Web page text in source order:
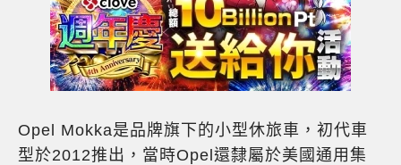
Opel Mokka是品牌旗下的小型休旅車，初代車
型於2012推出，當時Opel還隸屬於美國通用集